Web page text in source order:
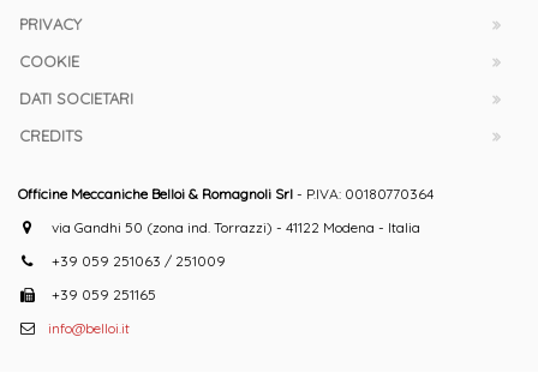
PRIVACY
COOKIE
DATI SOCIETARI
CREDITS
Officine Meccaniche Belloi & Romagnoli Srl - P.IVA: 00180770364
via Gandhi 50 (zona ind. Torrazzi) - 41122 Modena - Italia
+39 059 251063 / 251009
+39 059 251165
info@belloi.it